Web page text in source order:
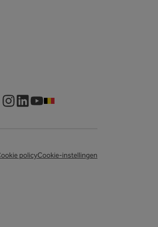
policyCookie-instellingen